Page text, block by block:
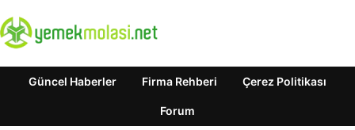
Güncel Haberler Firma Rehberi Çerez Politikası
Forum